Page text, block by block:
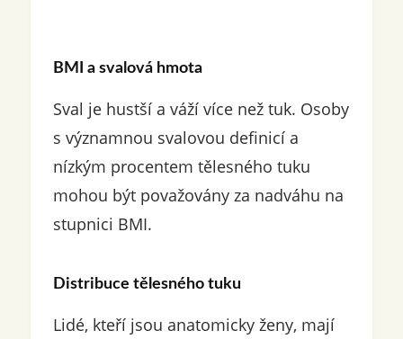
BMI a svalová hmota
Sval je hustší a váží více než tuk. Osoby
s významnou svalovou definicí a
nízkým procentem tělesného tuku
mohou být považovány za nadváhu na
stupnici BMI.
Distribuce tělesného tuku
Lidé, kteří jsou anatomicky ženy, mají